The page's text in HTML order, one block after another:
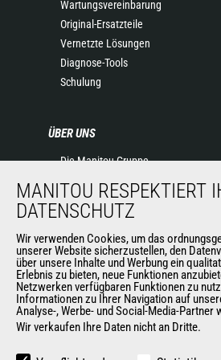
Wartungsvereinbarung
Original-Ersatzteile
Vernetzte Lösungen
Diagnose-Tools
Schulung
ÜBER UNS
Die Manitou-Gruppe
Impressum
Datenschutz
Veranstaltungen
Neuigkeiten
Geschichte
General Terms and Conditions of
MANITOU RESPEKTIERT
DATENSCHUTZ
Wir verwenden Cookies, um das
unserer Website sicherzustellen, den
über unsere Inhalte und Werbung ein
Erlebnis zu bieten, neue Funktionen
Netzwerken verfügbaren Funktionen zu
Informationen zu Ihrer Navigation auf
Analyse-, Werbe- und Social-Media-Partner
Wir verkaufen Ihre Daten nicht an Dritte.